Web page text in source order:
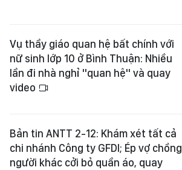
Vụ thầy giáo quan hệ bất chính với
nữ sinh lớp 10 ở Bình Thuận: Nhiều
lần đi nhà nghỉ "quan hệ" và quay
video
Bản tin ANTT 2-12: Khám xét tất cả
chi nhánh Công ty GFDI; Ép vợ chồng
người khác cởi bỏ quần áo, quay